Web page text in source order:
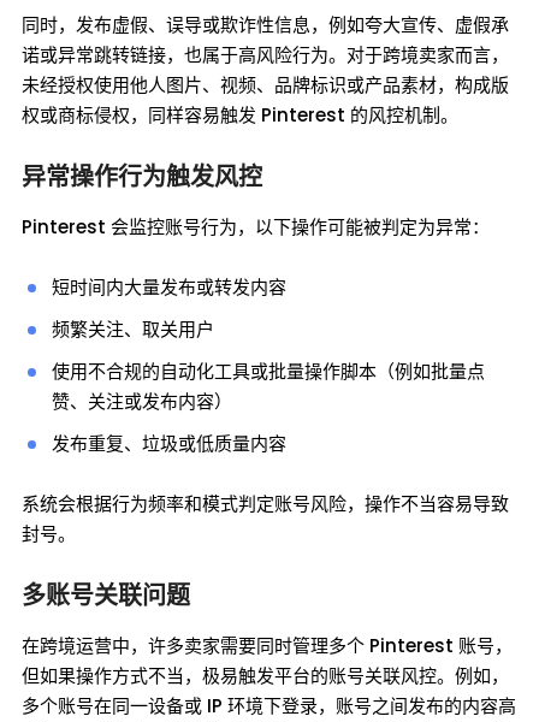
同时，发布虚假、误导或欺诈性信息，例如夸大宣传、虚假承
诺或异常跳转链接，也属于高风险行为。对于跨境卖家而言，
未经授权使用他人图片、视频、品牌标识或产品素材，构成版
权或商标侵权，同样容易触发 Pinterest 的风控机制。
异常操作行为触发风控
Pinterest 会监控账号行为，以下操作可能被判定为异常：
短时间内大量发布或转发内容
频繁关注、取关用户
使用不合规的自动化工具或批量操作脚本（例如批量点
赞、关注或发布内容）
发布重复、垃圾或低质量内容
系统会根据行为频率和模式判定账号风险，操作不当容易导致
封号。
多账号关联问题
在跨境运营中，许多卖家需要同时管理多个 Pinterest 账号，
但如果操作方式不当，极易触发平台的账号关联风控。例如，
多个账号在同一设备或 IP 环境下登录，账号之间发布的内容高